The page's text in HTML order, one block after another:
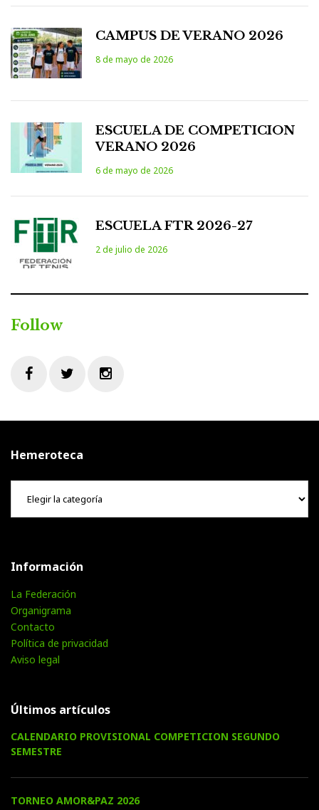
CAMPUS DE VERANO 2026
8 de mayo de 2026
ESCUELA DE COMPETICION
VERANO 2026
6 de mayo de 2026
ESCUELA FTR 2026-27
2 de julio de 2026
Follow
Hemeroteca
Hemeroteca
Información
La Federación
Organigrama
Contacto
Política de privacidad
Aviso legal
Últimos artículos
CALENDARIO PROVISIONAL COMPETICION SEGUNDO
SEMESTRE
TORNEO AMOR&PAZ 2026